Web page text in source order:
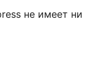
не имеет ни